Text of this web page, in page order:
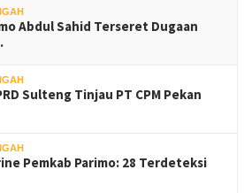
Abdul Sahid Terseret Dugaan
Sulteng Tinjau PT CPM Pekan
Pemkab Parimo: 28 Terdeteksi